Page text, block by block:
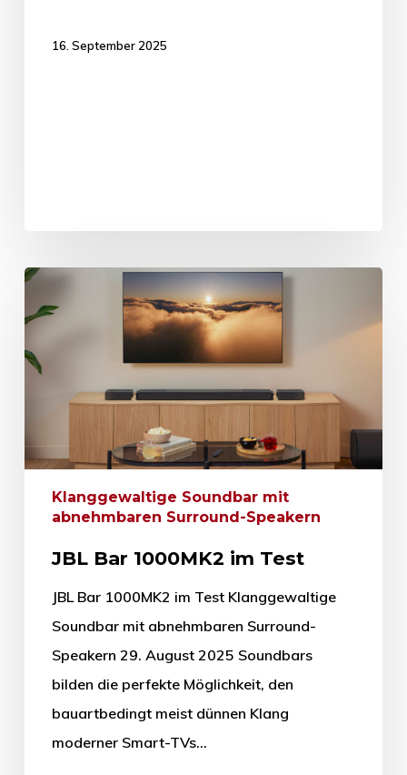
16. September 2025
Klanggewaltige Soundbar mit
abnehmbaren Surround-Speakern
JBL Bar 1000MK2 im Test
JBL Bar 1000MK2 im Test Klanggewaltige
Soundbar mit abnehmbaren Surround-
Speakern 29. August 2025 Soundbars
bilden die perfekte Möglichkeit, den
bauartbedingt meist dünnen Klang
moderner Smart-TVs…